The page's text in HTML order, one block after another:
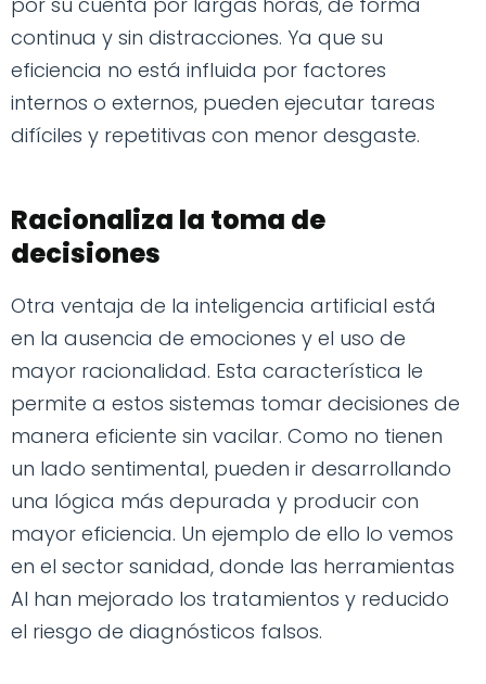
continua y sin distracciones. Ya que su
eficiencia no está influida por factores
internos o externos, pueden ejecutar tareas
difíciles y repetitivas con menor desgaste.
Racionaliza la toma de
decisiones
Otra ventaja de la inteligencia artificial está
en la ausencia de emociones y el uso de
mayor racionalidad. Esta característica le
permite a estos sistemas tomar decisiones de
manera eficiente sin vacilar. Como no tienen
un lado sentimental, pueden ir desarrollando
una lógica más depurada y producir con
mayor eficiencia. Un ejemplo de ello lo vemos
en el sector sanidad, donde las herramientas
AI han mejorado los tratamientos y reducido
el riesgo de diagnósticos falsos.